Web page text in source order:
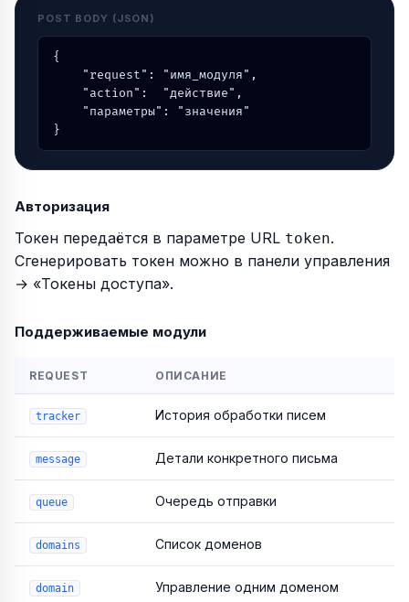
POST BODY (JSON)
{
    "request": "имя_модуля",
    "action":  "действие",
    "параметры": "значения"
}
Авторизация
Токен передаётся в параметре URL token.
Сгенерировать токен можно в панели управления
→ «Токены доступа».
Поддерживаемые модули
REQUEST ОПИСАНИЕ
tracker История обработки писем
message Детали конкретного письма
queue Очередь отправки
domains Список доменов
domain Управление одним доменом